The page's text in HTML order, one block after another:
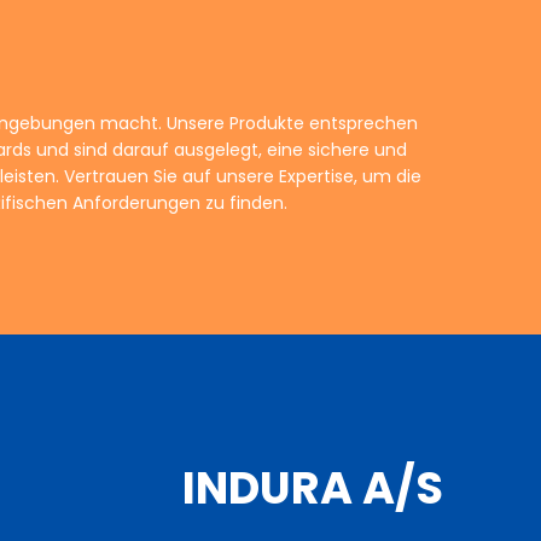
Anforderungen zu finden.
INDURA A/S